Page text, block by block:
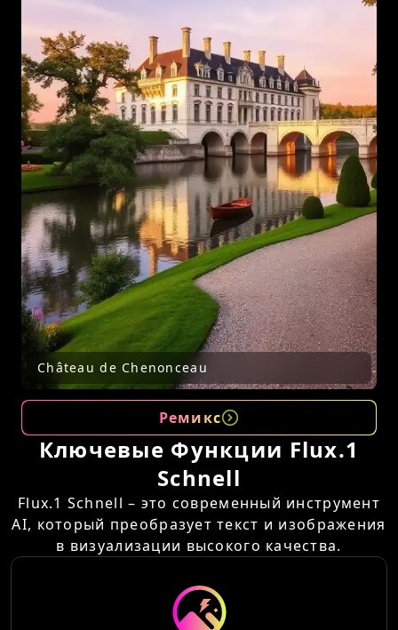
Château de Chenonceau
Ремикс
Ключевые Функции Flux.1
Schnell
Flux.1 Schnell – это современный инструмент
AI, который преобразует текст и изображения
в визуализации высокого качества.